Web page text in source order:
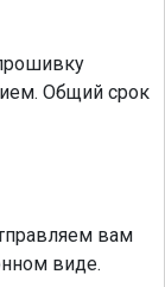
Общий срок
вам
виде.